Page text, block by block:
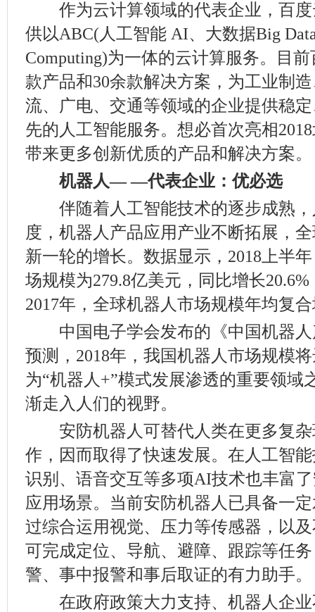
作为云计算领域的代表企业，百度
供以ABC(人工智能 AI、大数据Big
Computing)为一体的云计算服务。目
款产品和30余款解决方案，为工业制
流、广电、交通等领域的企业提供稳
先的人工智能服务。想必首次亮相
带来更多创新优质的产品和解决方案。
机器人— —代表企业：优必选
伴随着人工智能技术的逐步成熟，
度，机器人产品应用产业不断拓展，
新一轮的增长。数据显示，2018上半
场规模为279.8亿美元，同比增长
2017年，全球机器人市场规模年均复
中国电子学会发布的《中国机器人
预测，2018年，我国机器人市场规模
为“机器人+”模式发展渗透的重要领域
渐走入人们的视野。
安防机器人可替代人类在更多复杂
作，因而取得了快速发展。在人工智
识别、语音交互等多项AI技术也丰富
应用场景。当前安防机器人已具备一
过综合运用视觉、压力等传感器，以
可完成定位、导航、避障、跟踪等任
警、事中报警和事后取证的有力助手。
在政府政策大力支持、机器人企业